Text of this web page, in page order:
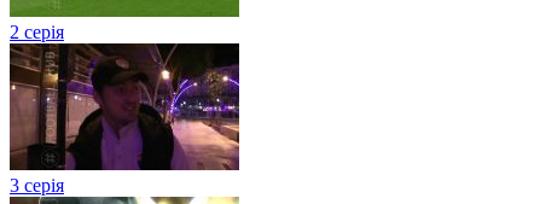
2 серія
3 серія